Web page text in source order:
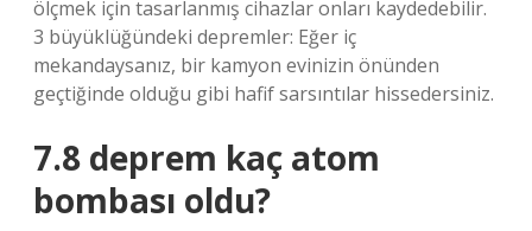
ölçmek için tasarlanmış cihazlar onları kaydedebilir.
3 büyüklüğündeki depremler: Eğer iç
mekandaysanız, bir kamyon evinizin önünden
geçtiğinde olduğu gibi hafif sarsıntılar hissedersiniz.
7.8 deprem kaç atom
bombası oldu?